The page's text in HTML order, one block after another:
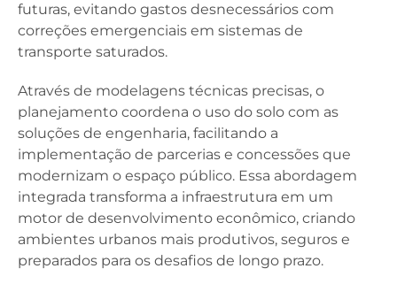
futuras, evitando gastos desnecessários com
correções emergenciais em sistemas de
transporte saturados.
Através de modelagens técnicas precisas, o
planejamento coordena o uso do solo com as
soluções de engenharia, facilitando a
implementação de parcerias e concessões que
modernizam o espaço público. Essa abordagem
integrada transforma a infraestrutura em um
motor de desenvolvimento econômico, criando
ambientes urbanos mais produtivos, seguros e
preparados para os desafios de longo prazo.